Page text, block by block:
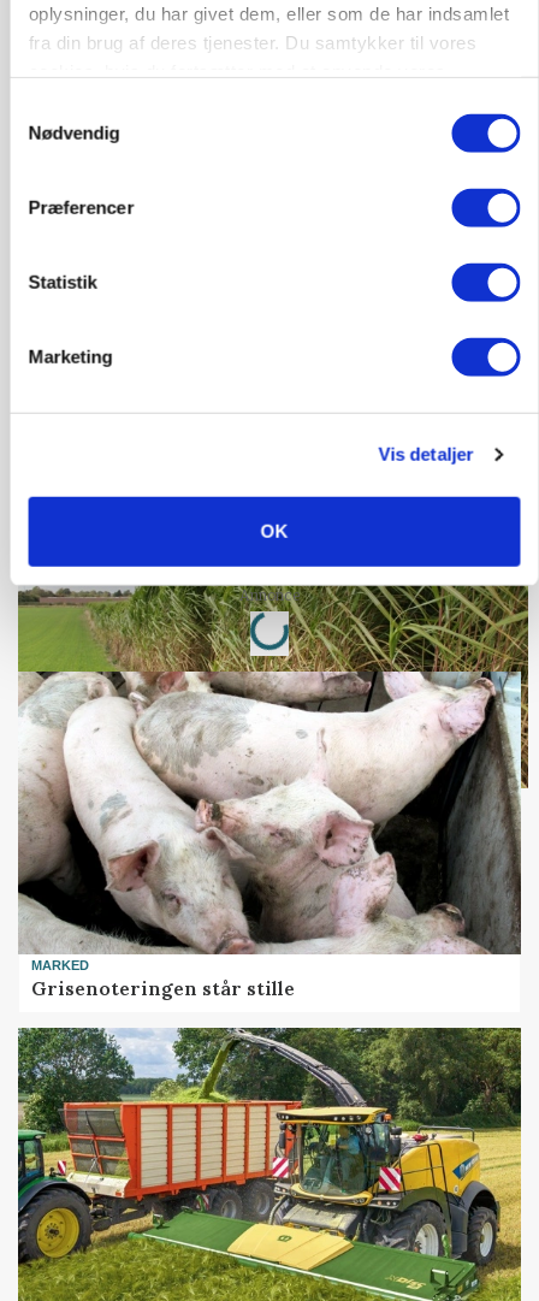
oplysninger, du har givet dem, eller som de har indsamlet
fra din brug af deres tjenester. Du samtykker til vores
Nødvendig
Præferencer
Statistik
Marketing
Vis detaljer
OK
katastrofe
Forserie til selvkørende skårlægger afprøves i år
Markvandring sætter fokus på elefantgræs
Annonce
Loading...
MARKED
Grisenoteringen står stille